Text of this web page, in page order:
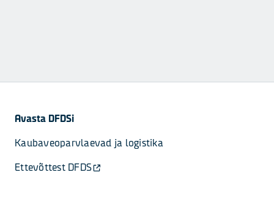
Avasta DFDSi
Kaubaveoparvlaevad ja logistika
Ettevõttest DFDS